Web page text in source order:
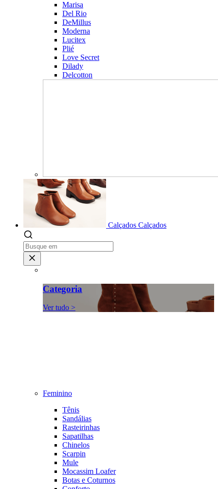
Marisa
Del Rio
DeMillus
Moderna
Lucitex
Plié
Love Secret
Dilady
Delcotton
Calçados Calçados
Categoria
Ver tudo >
Feminino
Tênis
Sandálias
Rasteirinhas
Sapatilhas
Chinelos
Scarpin
Mule
Mocassim Loafer
Botas e Coturnos